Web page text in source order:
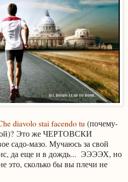
diavolo stai facendo tu(почему-
Это же ЧЕРТОВСКИ
садо-мазо. Мучаюсь за свой
да еще и в дождь... ЭЭЭЭХ, но
это, сколько бы вы плечи не